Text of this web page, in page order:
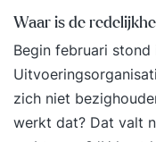
Management (6
batenanalyses
en
• Paper over
afsluiting van de
Waar is de
Begin februari
zich niet
werkt dat? Dat valt